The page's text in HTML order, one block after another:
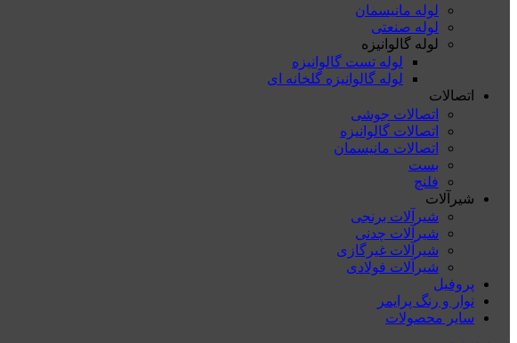
لوله مانیسمان
لوله صنعتی
لوله گالوانیزه
لوله تست گالوانیزه
لوله گالوانیزه گلخانه ای
اتصالات
اتصالات جوشی
اتصالات گالوانیزه
اتصالات مانیسمان
بست
فلنچ
شیرآلات
شیرآلات برنجی
شیرآلات چدنی
شیرآلات غیرگازی
شیرآلات فولادی
پروفیل
نوار و رنگ پرایمر
سایر محصولات